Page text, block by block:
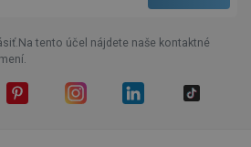
tento účel nájdete naše kontaktné